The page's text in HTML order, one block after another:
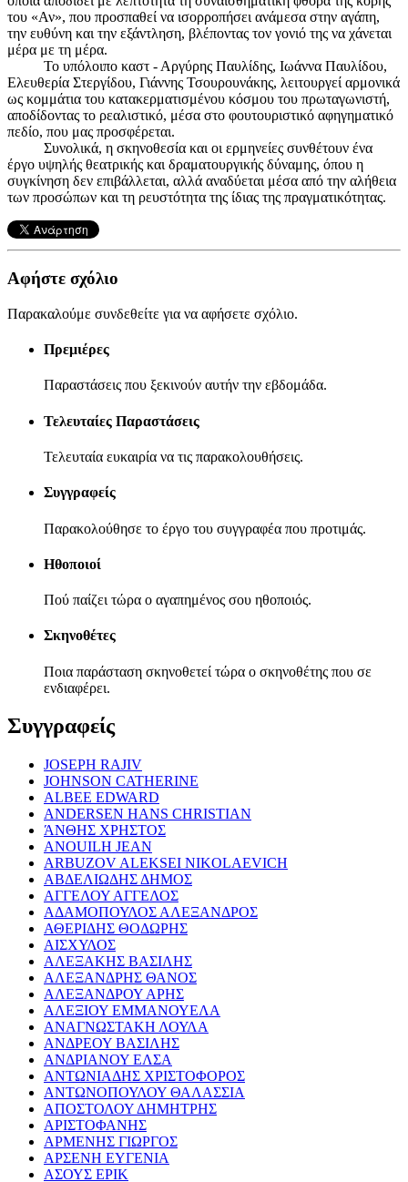
του «Αν», που προσπαθεί να ισορροπήσει ανάμεσα στην αγάπη,
την ευθύνη και την εξάντληση, βλέποντας τον γονιό της να χάνεται
μέρα με τη μέρα.
Το υπόλοιπο καστ - Αργύρης Παυλίδης, Ιωάννα Παυλίδου,
Ελευθερία Στεργίδου, Γιάννης Τσουρουνάκης, λειτουργεί αρμονικά
ως κομμάτια του κατακερματισμένου κόσμου του πρωταγωνιστή,
αποδίδοντας το ρεαλιστικό, μέσα στο φουτουριστικό αφηγηματικό
πεδίο, που μας προσφέρεται.
Συνολικά, η σκηνοθεσία και οι ερμηνείες συνθέτουν ένα
έργο υψηλής θεατρικής και δραματουργικής δύναμης, όπου η
συγκίνηση δεν επιβάλλεται, αλλά αναδύεται μέσα από την αλήθεια
των προσώπων και τη ρευστότητα της ίδιας της πραγματικότητας.
Αφήστε σχόλιο
Παρακαλούμε συνδεθείτε για να αφήσετε σχόλιο.
Πρεμιέρες
Παραστάσεις που ξεκινούν αυτήν την εβδομάδα.
Τελευταίες Παραστάσεις
Τελευταία ευκαιρία να τις παρακολουθήσεις.
Συγγραφείς
Παρακολούθησε το έργο του συγγραφέα που προτιμάς.
Ηθοποιοί
Πού παίζει τώρα ο αγαπημένος σου ηθοποιός.
Σκηνοθέτες
Ποια παράσταση σκηνοθετεί τώρα ο σκηνοθέτης που σε
ενδιαφέρει.
Συγγραφείς
JOSEPH RAJIV
JOHNSON CATHERINE
ALBEE EDWARD
ANDERSEN HANS CHRISTIAN
ΆΝΘΗΣ ΧΡΗΣΤΟΣ
ANOUILH JEAN
ARBUZOV ALEKSEI NIKOLAEVICH
ΑΒΔΕΛΙΩΔΗΣ ΔΗΜΟΣ
ΑΓΓΕΛΟΥ ΑΓΓΕΛΟΣ
ΑΔΑΜΟΠΟΥΛΟΣ ΑΛΕΞΑΝΔΡΟΣ
ΑΘΕΡΙΔΗΣ ΘΟΔΩΡΗΣ
ΑΙΣΧΥΛΟΣ
ΑΛΕΞΑΚΗΣ ΒΑΣΙΛΗΣ
ΑΛΕΞΑΝΔΡΗΣ ΘΑΝΟΣ
ΑΛΕΞΑΝΔΡΟΥ ΑΡΗΣ
ΑΛΕΞΙΟΥ ΕΜΜΑΝΟΥΕΛΑ
ΑΝΑΓΝΩΣΤΑΚΗ ΛΟΥΛΑ
ΑΝΔΡΕΟΥ ΒΑΣΙΛΗΣ
ΑΝΔΡΙΑΝΟΥ ΕΛΣΑ
ΑΝΤΩΝΙΑΔΗΣ ΧΡΙΣΤΟΦΟΡΟΣ
ΑΝΤΩΝΟΠΟΥΛΟΥ ΘΑΛΑΣΣΙΑ
ΑΠΟΣΤΟΛΟΥ ΔΗΜΗΤΡΗΣ
ΑΡΙΣΤΟΦΑΝΗΣ
ΑΡΜΕΝΗΣ ΓΙΩΡΓΟΣ
ΑΡΣΕΝΗ ΕΥΓΕΝΙΑ
ΑΣΟΥΣ ΕΡΙΚ